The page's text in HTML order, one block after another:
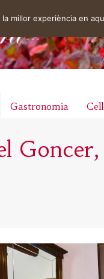
Gastronomia
millor experiència en